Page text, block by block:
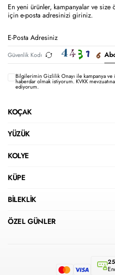
En yeni ürünler, kampanyalar ve size
için e-posta adresinizi giriniz.
Bilgilerimin Gizlilik Onayı ile kampanya ve
haberdar olmak istiyorum.KVKK
ediyorum.
KOÇAK
YÜZÜK
KOLYE
KÜPE
BİLEKLİK
ÖZEL GÜNLER